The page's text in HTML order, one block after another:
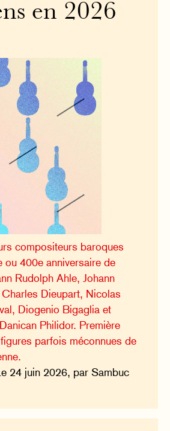
en 2026
compositeurs baroques
ou 400e anniversaire de
Rudolph Ahle, Johann
Dieupart, Nicolas
Diogenio Bigaglia et
Philidor. Première
parfois méconnues de
24 juin 2026, par Sambuc